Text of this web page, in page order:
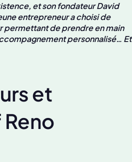
et son fondateur David
entrepreneur a choisi de
permettant de prendre en main
personnalisé… Et
et